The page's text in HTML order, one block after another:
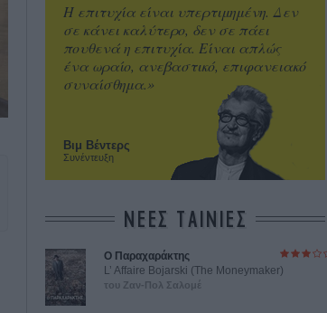
Βιμ Βέντερς
Συνέντευξη
Η επιτυχία είναι υπερτιμημένη. Δεν
σε κάνει καλύτερο, δεν σε πάει
πουθενά η επιτυχία. Είναι απλώς
ένα ωραίο, ανεβαστικό, επιφανειακό
συναίσθημα.»
ΝΕΕΣ ΤΑΙΝΙΕΣ
Ο Παραχαράκτης
L’ Affaire Bojarski (The Moneymaker)
του Ζαν-Πολ Σαλομέ